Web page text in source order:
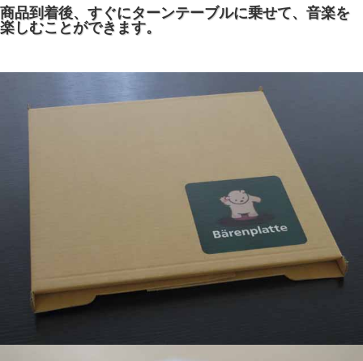
商品到着後、すぐにターンテーブルに乗せて、音楽を
楽しむことができます。